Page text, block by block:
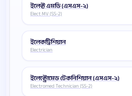
ইলেক্ট এমডি (এসএস-২)
Elect MV (SS-2)
ইলেকট্রিশিয়ান
Electrician
ইলেক্ট্রোমেড টেকনিশিয়ান (এসএস-২)
Electromed Technician (SS-2)